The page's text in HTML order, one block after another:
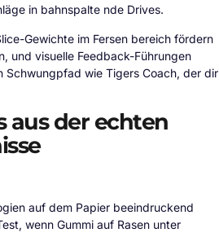
in bahnspalte nde Drives.
Gewichte im Fersen bereich fördern
und visuelle Feedback-Führungen
Schwungpfad wie Tigers Coach, der dir
aus der echten
auf dem Papier beeindruckend
wenn Gummi auf Rasen unter